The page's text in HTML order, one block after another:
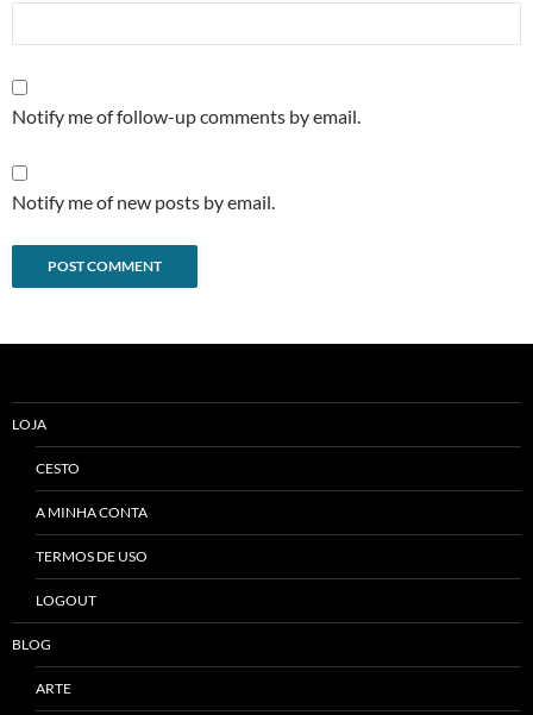
Notify me of follow-up comments by email.
Notify me of new posts by email.
LOJA
CESTO
A MINHA CONTA
TERMOS DE USO
LOGOUT
BLOG
ARTE